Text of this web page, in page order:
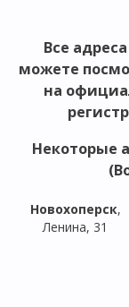
Все
можете
на
Некоторые
Новохоперск,
Ленина, 31